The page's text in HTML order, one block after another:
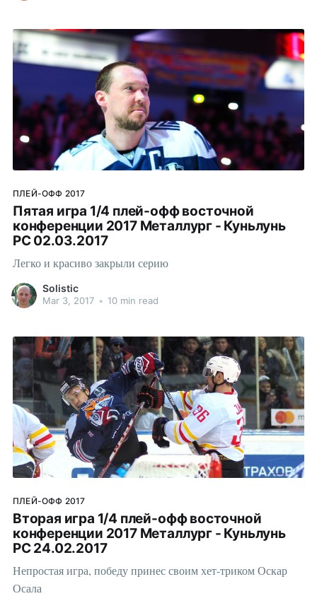
ПЛЕЙ-ОФФ 2017
Пятая игра 1/4 плей-офф восточной
конференции 2017 Металлург - Куньлунь
РС 02.03.2017
Легко и красиво закрыли серию
Solistic
Mar 3, 2017 • 10 min read
ПЛЕЙ-ОФФ 2017
Вторая игра 1/4 плей-офф восточной
конференции 2017 Металлург - Куньлунь
РС 24.02.2017
Непростая игра, победу принес своим хет-триком Оскар
Осала